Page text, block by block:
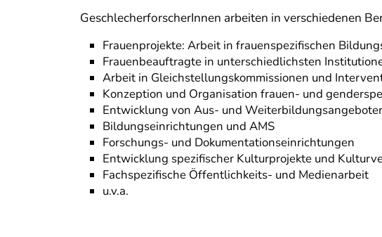
GeschlecherforscherInnen arbeiten in verschiedenen
Frauenprojekte: Arbeit in frauenspezifischen
Frauenbeauftragte in unterschiedlichsten
Arbeit in Gleichstellungskommissionen und
Konzeption und Organisation frauen- und
Entwicklung von Aus- und
Bildungseinrichtungen und AMS
Forschungs- und Dokumentationseinrichtungen
Entwicklung spezifischer Kulturprojekte und
Fachspezifische Öffentlichkeits- und Medienarbeit
u.v.a.